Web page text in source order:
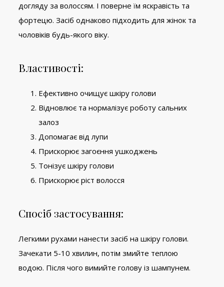
догляду за волоссям. І поверне їм яскравість та
фортецю. Засіб однаково підходить для жінок та
чоловіків будь-якого віку.
Властивості:
Ефективно очищує шкіру голови
Відновлює та нормалізує роботу сальних
залоз
Допомагає від лупи
Прискорює загоєння ушкоджень
Тонізує шкіру голови
Прискорює ріст волосся
Спосіб застосування:
Легкими рухами нанести засіб на шкіру голови.
Зачекати 5-10 хвилин, потім змийте теплою
водою. Після чого вимийте голову із шампунем.